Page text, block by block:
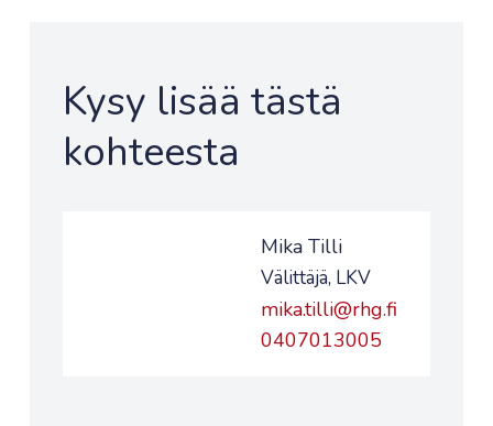
Kysy lisää tästä
kohteesta
Mika Tilli
Välittäjä, LKV
mika.tilli@rhg.fi
0407013005